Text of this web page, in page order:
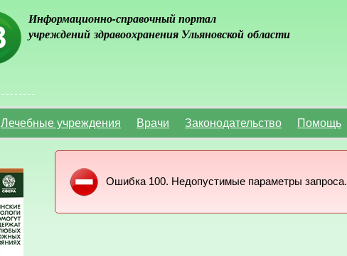
Информационно-справочный портал
учреждений здравоохранения Ульяновской области
Лечебные учреждения Врачи Законодательство Помощь
Ошибка 100. Недопустимые параметры запроса.